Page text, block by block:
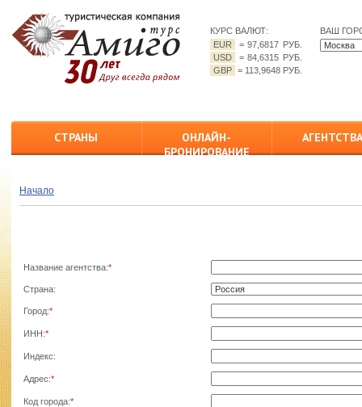
КУРС ВАЛЮТ:
EUR
=97,6817 РУБ.
USD
=84,6315 РУБ.
GBP = 113,9648 РУБ.
ВАШ
СТРАНЫ
ОНЛАЙН-
БРОНИРОВАНИЕ
Начало
Название агентства:*
Страна:
Город:*
ИНН:*
Индекс:
Адрес:*
Код города:*